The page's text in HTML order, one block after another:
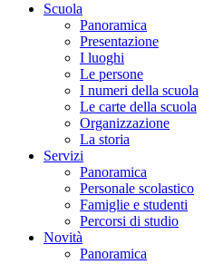
Scuola
Panoramica
Presentazione
I luoghi
Le persone
I numeri della scuola
Le carte della scuola
Organizzazione
La storia
Servizi
Panoramica
Personale scolastico
Famiglie e studenti
Percorsi di studio
Novità
Panoramica